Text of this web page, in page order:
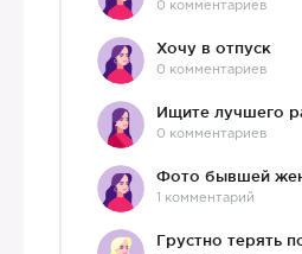
0 комментариев
Хочу в отпуск
0 комментариев
0 комментариев
1 комментарий
Грустно терять